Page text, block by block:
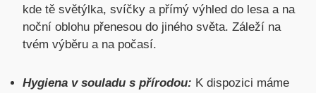
kde tě světýlka, svíčky a přímý výhled do lesa a na
noční oblohu přenesou do jiného světa. Záleží na
tvém výběru a na počasí.
Hygiena v souladu s přírodou: K dispozici máme